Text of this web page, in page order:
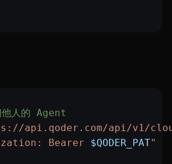
他人的 Agent
api.qoder.com/api/v1/
Bearer $QODER_PAT"